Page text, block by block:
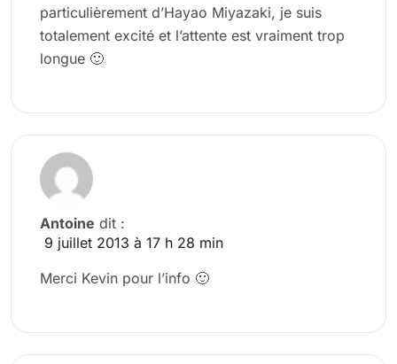
particulièrement d’Hayao Miyazaki, je suis
totalement excité et l’attente est vraiment trop
longue 🙂
Antoine dit :
9 juillet 2013 à 17 h 28 min
Merci Kevin pour l’info 🙂